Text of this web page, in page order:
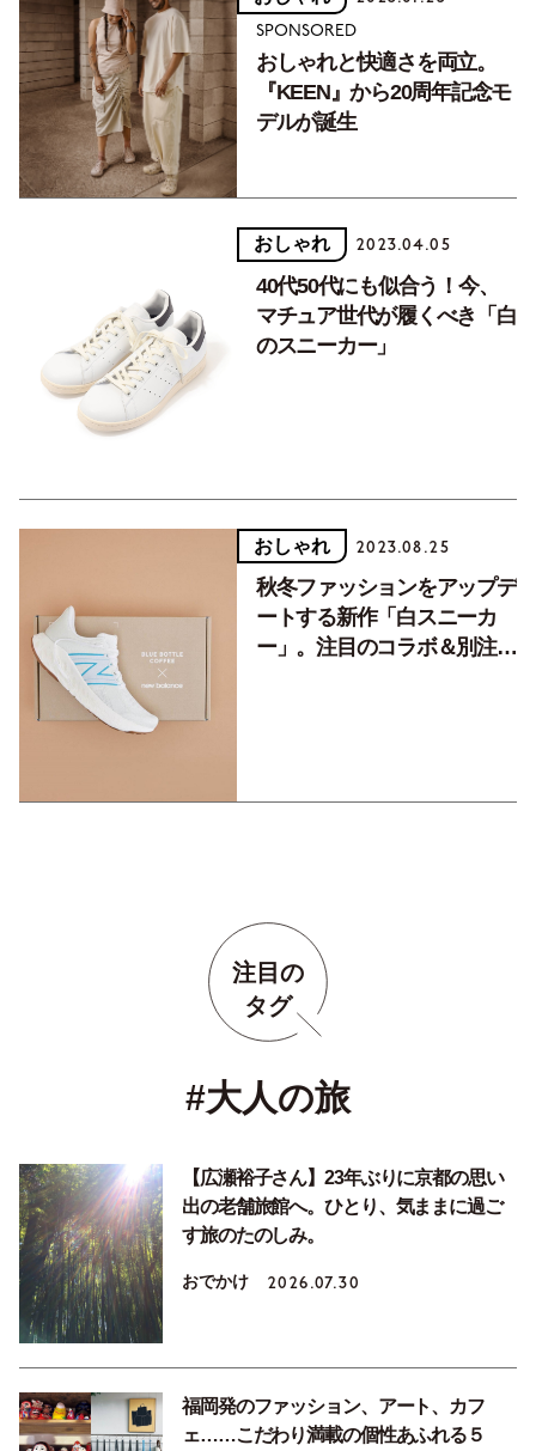
SPONSORED
おしゃれと快適さを両立。
『KEEN』から20周年記念モ
デルが誕生
おしゃれ 2023.04.05
40代50代にも似合う！今、
マチュア世代が履くべき「白
のスニーカー」
おしゃれ 2023.08.25
秋冬ファッションをアップデ
ートする新作「白スニーカ
ー」。注目のコラボ＆別注ス
注目の
タグ
#大人の旅
【広瀬裕子さん】23年ぶりに京都の思い
出の老舗旅館へ。ひとり、気ままに過ご
す旅のたのしみ。
おでかけ 2026.07.30
福岡発のファッション、アート、カフ
ェ……こだわり満載の個性あふれる５